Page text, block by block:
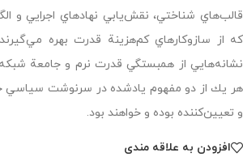
قالب‌هاي شناختي، نقش‌يابي نهادهاي اجرايي و
كه از سازوكارهاي كم‌هزينة قدرت بهره
نشانه‌هايي از همبستگي قدرت نرم و جامعة
هر يك از دو مفهوم يادشده در سرنوشت سياسي
و تعيين‌كننده بوده و خواهند بود.
افزودن به علاقه مندی